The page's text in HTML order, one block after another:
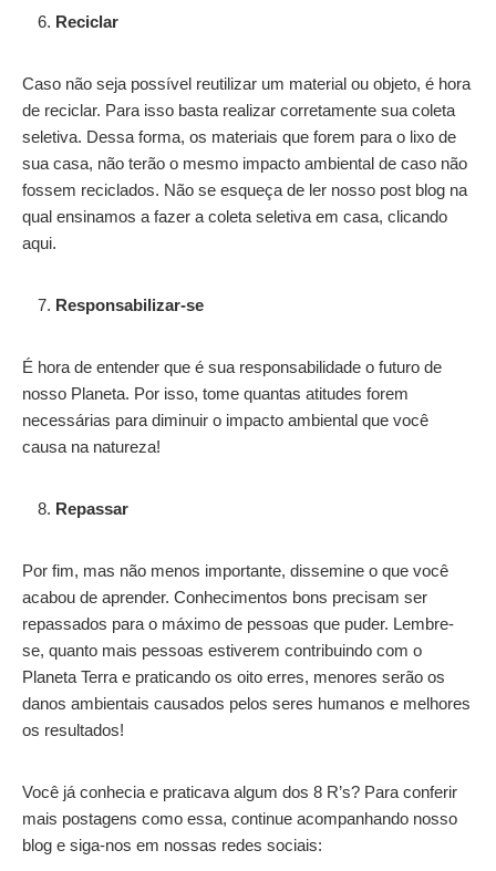
Reciclar
Caso não seja possível reutilizar um material ou objeto, é hora
de reciclar. Para isso basta realizar corretamente sua coleta
seletiva. Dessa forma, os materiais que forem para o lixo de
sua casa, não terão o mesmo impacto ambiental de caso não
fossem reciclados. Não se esqueça de ler nosso post blog na
qual ensinamos a fazer a coleta seletiva em casa, clicando
aqui.
Responsabilizar-se
É hora de entender que é sua responsabilidade o futuro de
nosso Planeta. Por isso, tome quantas atitudes forem
necessárias para diminuir o impacto ambiental que você
causa na natureza!
Repassar
Por fim, mas não menos importante, dissemine o que você
acabou de aprender. Conhecimentos bons precisam ser
repassados para o máximo de pessoas que puder. Lembre-
se, quanto mais pessoas estiverem contribuindo com o
Planeta Terra e praticando os oito erres, menores serão os
danos ambientais causados pelos seres humanos e melhores
os resultados!
Você já conhecia e praticava algum dos 8 R’s? Para conferir
mais postagens como essa, continue acompanhando nosso
blog e siga-nos em nossas redes sociais: